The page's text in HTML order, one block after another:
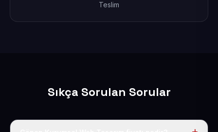
Teslim
Sıkça Sorulan Sorular